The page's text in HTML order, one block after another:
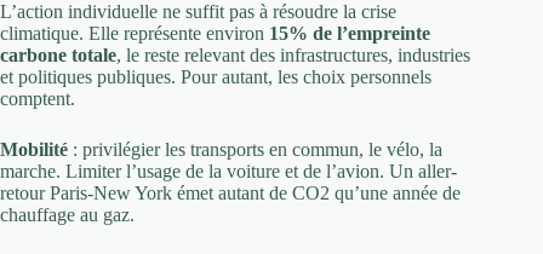
L’action individuelle ne suffit pas à résoudre la crise
climatique. Elle représente environ 15% de l’empreinte
carbone totale, le reste relevant des infrastructures, industries
et politiques publiques. Pour autant, les choix personnels
comptent.
Mobilité : privilégier les transports en commun, le vélo, la
marche. Limiter l’usage de la voiture et de l’avion. Un aller-
retour Paris-New York émet autant de CO2 qu’une année de
chauffage au gaz.